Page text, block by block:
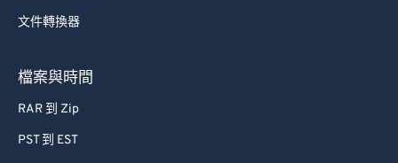
文件轉換器
檔案與時間
RAR 到 Zip
PST 到 EST